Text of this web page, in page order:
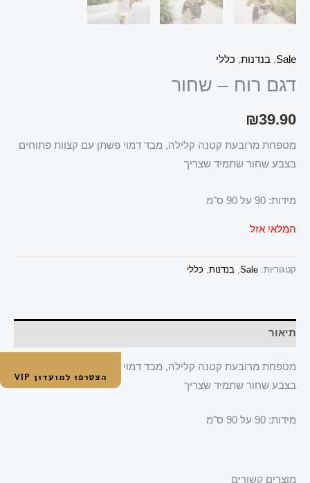
Sale
, בנדנות, כללי
דגם רוח – שחור
₪39.90
מטפחת מרובעת קטנה קלילה, מבד דמוי פשתן עם קצוות פתוחים
בצבע שחור שתמיד שצריך
מידות: 90 על 90 ס"מ
המלאי אזל
קטגוריות: Sale
, בנדנות, כללי
תיאור
מטפחת מרובעת קטנה קלילה, מבד דמוי פשתן עם קצוות פתוחים
בצבע שחור שתמיד שצריך
מידות: 90 על 90 ס"מ
מוצרים קשורים
הצטרפו למועדון VIP